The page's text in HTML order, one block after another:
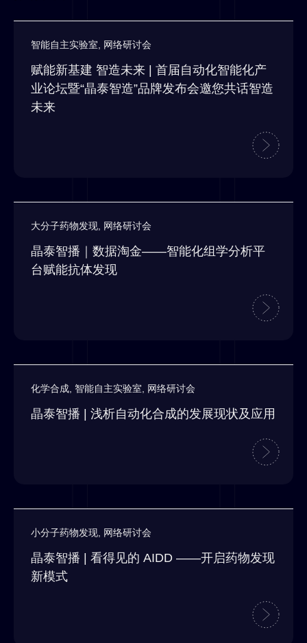
智能自主实验室, 网络研讨会
赋能新基建 智造未来 | 首届自动化智能化产
业论坛暨“晶泰智造”品牌发布会邀您共话智造
未来
大分子药物发现, 网络研讨会
晶泰智播｜数据淘金——智能化组学分析平
台赋能抗体发现
化学合成, 智能自主实验室, 网络研讨会
晶泰智播 | 浅析自动化合成的发展现状及应用
小分子药物发现, 网络研讨会
晶泰智播 | 看得见的 AIDD ——开启药物发现
新模式